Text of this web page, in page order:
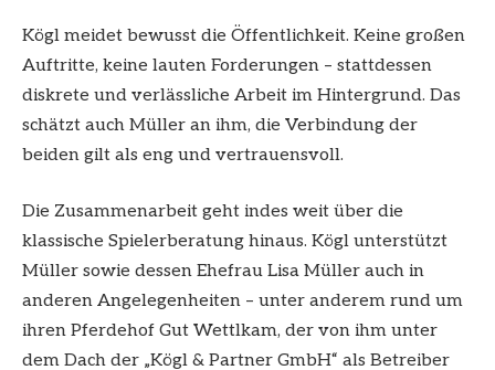
Kögl meidet bewusst die Öffentlichkeit. Keine großen
Auftritte, keine lauten Forderungen – stattdessen
diskrete und verlässliche Arbeit im Hintergrund. Das
schätzt auch Müller an ihm, die Verbindung der
beiden gilt als eng und vertrauensvoll.
Die Zusammenarbeit geht indes weit über die
klassische Spielerberatung hinaus. Kögl unterstützt
Müller sowie dessen Ehefrau Lisa Müller auch in
anderen Angelegenheiten – unter anderem rund um
ihren Pferdehof Gut Wettlkam, der von ihm unter
dem Dach der „Kögl & Partner GmbH“ als Betreiber